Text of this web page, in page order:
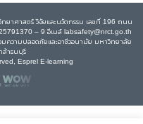
ยาศาสตร์ วิจัยและนวัตกรรม เลขที่ 196 ถนน
– 9 อีเมล์ labsafety@nrct.go.th
ความปลอดภัยและอาชีวอนามัย มหาวิทยาลัย
ล้าธนบุรี
Esprel E-learning